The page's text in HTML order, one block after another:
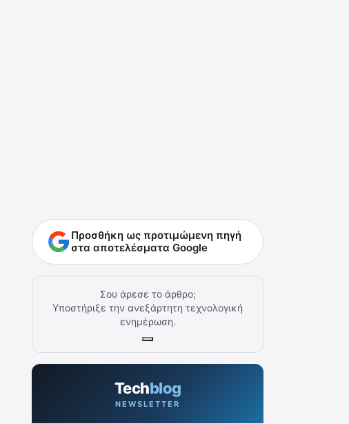
Προσθήκη ως προτιμώμενη πηγή
στα αποτελέσματα Google
Σου άρεσε το άρθρο;
Υποστήριξε την ανεξάρτητη τεχνολογική
ενημέρωση.
Techblog
NEWSLETTER